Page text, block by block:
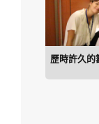
歷時許久的